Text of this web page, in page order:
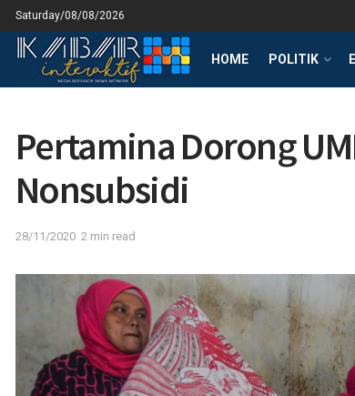
Saturday/08/08/2026
HOME POLITIK
Pertamina Dorong
Nonsubsidi
28/11/2020 2 min read